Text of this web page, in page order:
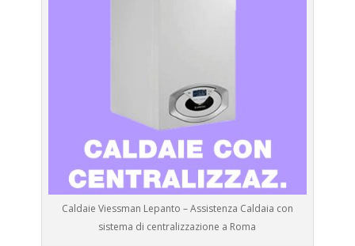
Caldaie Viessman Lepanto – Assistenza Caldaia con
sistema di centralizzazione a Roma